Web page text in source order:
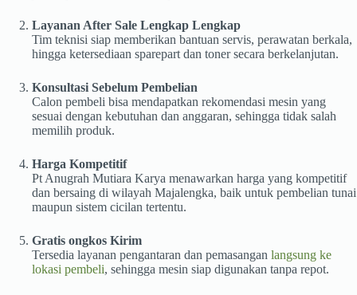
Layanan After Sale Lengkap Lengkap
Tim teknisi siap memberikan bantuan servis, perawatan berkala,
hingga ketersediaan sparepart dan toner secara berkelanjutan.
Konsultasi Sebelum Pembelian
Calon pembeli bisa mendapatkan rekomendasi mesin yang
sesuai dengan kebutuhan dan anggaran, sehingga tidak salah
memilih produk.
Harga Kompetitif
Pt Anugrah Mutiara Karya menawarkan harga yang kompetitif
dan bersaing di wilayah Majalengka, baik untuk pembelian tunai
maupun sistem cicilan tertentu.
Gratis ongkos Kirim
Tersedia layanan pengantaran dan pemasangan langsung ke
lokasi pembeli, sehingga mesin siap digunakan tanpa repot.